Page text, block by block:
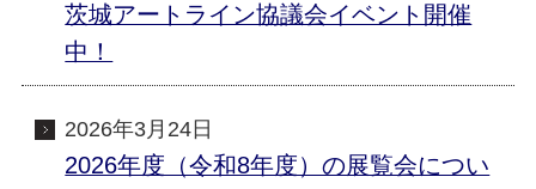
茨城アートライン協議会イベント開催
中！
2026年3月24日
2026年度（令和8年度）の展覧会につい